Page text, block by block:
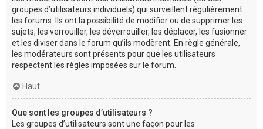
groupes d’utilisateurs individuels) qui surveillent régulièrement
les forums. Ils ont la possibilité de modifier ou de supprimer les
sujets, les verrouiller, les déverrouiller, les déplacer, les fusionner
et les diviser dans le forum qu’ils modèrent. En règle générale,
les modérateurs sont présents pour que les utilisateurs
respectent les règles imposées sur le forum.
Haut
Que sont les groupes d’utilisateurs ?
Les groupes d’utilisateurs sont une façon pour les